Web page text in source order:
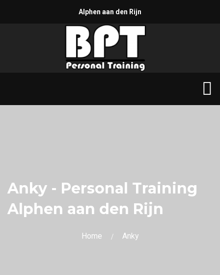
Alphen aan den Rijn
Anky - Personal Training
Alphen aan den Rijn
Home Anky